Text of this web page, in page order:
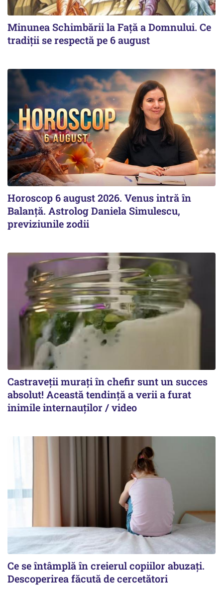
Minunea Schimbării la Față a Domnului. Ce
tradiții se respectă pe 6 august
Horoscop 6 august 2026. Venus intră în
Balanță. Astrolog Daniela Simulescu,
previziunile zodii
Castraveții murați în chefir sunt un succes
absolut! Această tendință a verii a furat
inimile internauților / video
Ce se întâmplă în creierul copiilor abuzați.
Descoperirea făcută de cercetători